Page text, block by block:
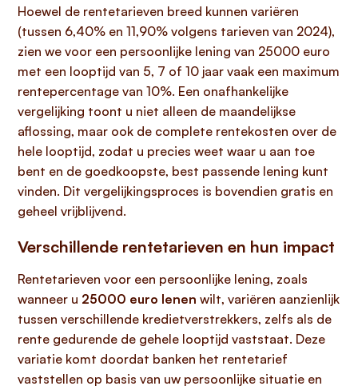
Hoewel de rentetarieven breed kunnen variëren
(tussen 6,40% en 11,90% volgens tarieven van 2024),
zien we voor een persoonlijke lening van 25000 euro
met een looptijd van 5, 7 of 10 jaar vaak een maximum
rentepercentage van 10%. Een onafhankelijke
vergelijking toont u niet alleen de maandelijkse
aflossing, maar ook de complete rentekosten over de
hele looptijd, zodat u precies weet waar u aan toe
bent en de goedkoopste, best passende lening kunt
vinden. Dit vergelijkingsproces is bovendien gratis en
geheel vrijblijvend.
Verschillende rentetarieven en hun impact
Rentetarieven voor een persoonlijke lening, zoals
wanneer u 25000 euro lenen wilt, variëren aanzienlijk
tussen verschillende kredietverstrekkers, zelfs als de
rente gedurende de gehele looptijd vaststaat. Deze
variatie komt doordat banken het rentetarief
vaststellen op basis van uw persoonlijke situatie en